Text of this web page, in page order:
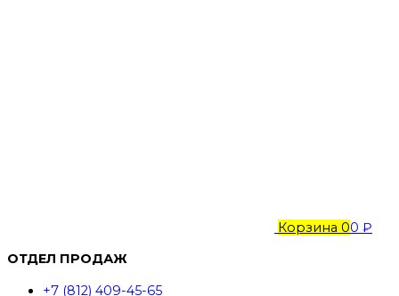
Корзина 00 ₽
ОТДЕЛ ПРОДАЖ
+7 (812) 409-45-65